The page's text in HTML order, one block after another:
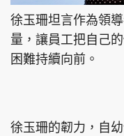
徐玉珊坦言作為領
量，讓員工把自己
困難持續向前。
徐玉珊的韌力，自